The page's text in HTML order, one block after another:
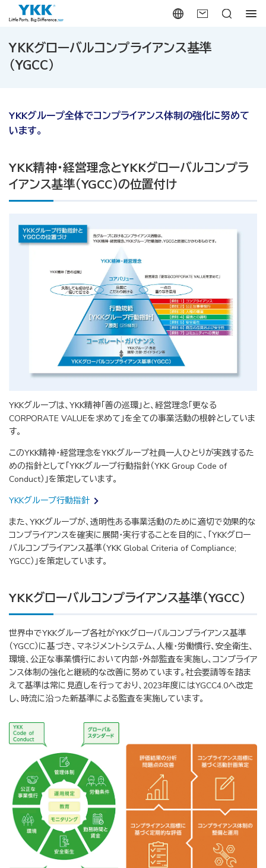
YKKグローバルコンプライアンス基準
（YGCC）
YKKグループ全体でコンプライアンス体制の強化に努めて
います。
YKK精神・経営理念とYKKグローバルコンプラ
イアンス基準（YGCC）の位置付け
YKKグループは、YKK精神「善の巡環」と、経営理念「更なる
CORPORATE VALUEを求めて」を全ての事業活動の根幹としていま
す。
このYKK精神・経営理念をYKKグループ社員一人ひとりが実践するた
めの指針として「YKKグループ行動指針（YKK Group Code of
Conduct）」を策定しています。
YKKグループ行動指針
また、YKKグループが、透明性ある事業活動のために適切で効果的な
コンプライアンスを確実に展開・実行することを目的に、「YKKグロー
バルコンプライアンス基準（YKK Global Criteria of Compliance;
YGCC）」を策定しています。
YKKグローバルコンプライアンス基準（YGCC）
世界中でYKKグループ各社がYKKグローバルコンプライアンス基準
（YGCC）に基づき、マネジメントシステム、人権・労働慣行、安全衛生、
環境、公正な事業慣行において内部・外部監査を実施し、コンプライア
ンス体制の強化と継続的な改善に努めています。社会要請等を踏ま
えて基準は常に見直しを行っており、2023年度にはYGCC4.0へ改定
し、時流に沿った新基準による監査を実施しています。